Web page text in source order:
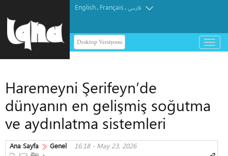
English. Français.فارسی
Desktop Versiyonu
باز
و
Haremeyni Şerifeyn’de
dünyanın en gelişmiş soğutma
ve aydınlatma sistemleri
Ana Sayfa Genel 16:18 - May 23, 2026